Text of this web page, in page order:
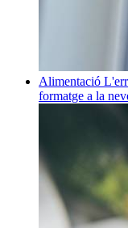
Alimentació
formatge a la